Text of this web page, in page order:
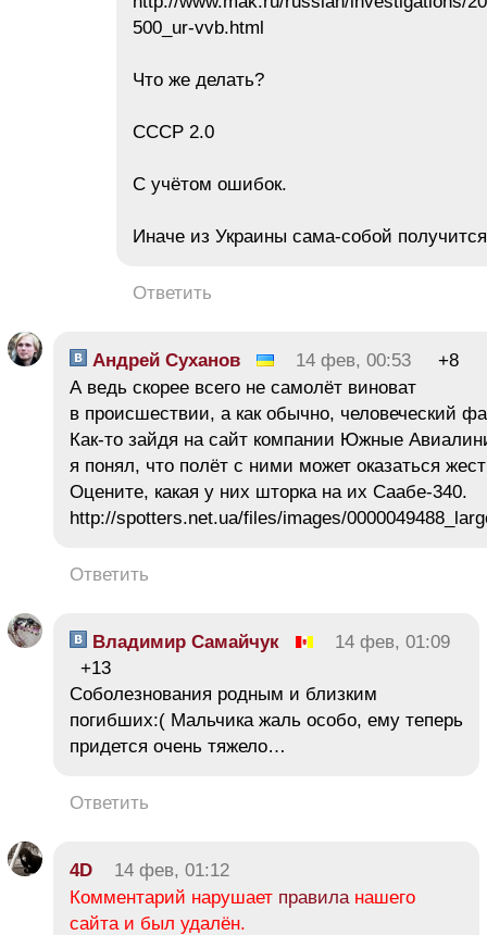
500_ur-vvb.html
Что же делать?
СССР 2.0
С учётом ошибок.
Иначе из Украины сама-собой
Ответить
Андрей Суханов 14 фев, 00:53
+8
А ведь скорее всего не самолёт виноват
в происшествии, а как обычно, человеческий
Как-то зайдя на сайт компании Южные
я понял, что полёт с ними может оказаться
Оцените, какая у них шторка на их Саабе-340.
http://spotters.net.ua/files/images/
Ответить
Владимир Самайчук
14 фев, 01:09
+13
Соболезнования родным и близким
погибших:( Мальчика жаль особо, ему теперь
придется очень тяжело…
Ответить
4D
14 фев, 01:12
Комментарий нарушает правила нашего
сайта и был удалён.